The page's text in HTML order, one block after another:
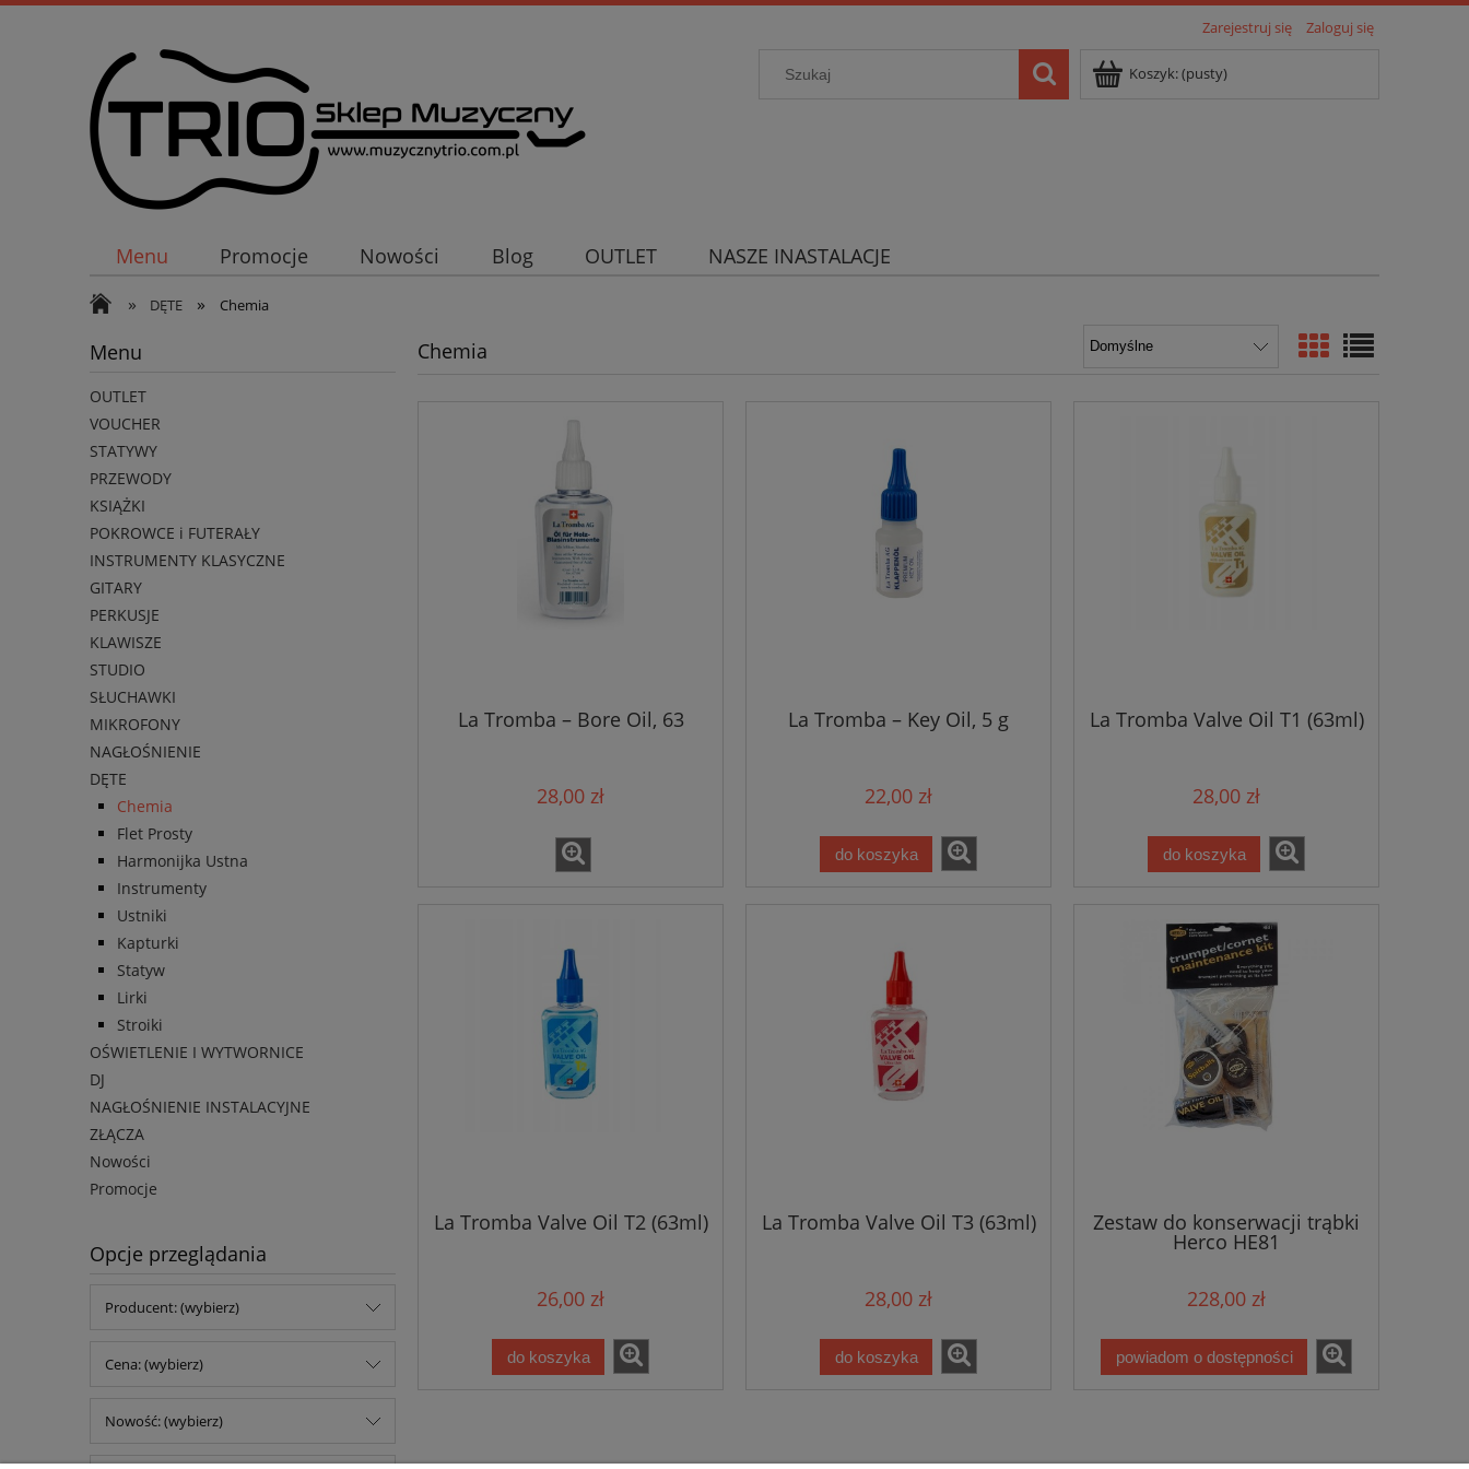
Zarejestruj się Zaloguj się
Koszyk:(pusty)
Menu Promocje Nowości Blog OUTLET NASZE INASTALACJE
» DĘTE » Chemia
Menu
OUTLET
VOUCHER
STATYWY
PRZEWODY
KSIĄŻKI
POKROWCE i FUTERAŁY
INSTRUMENTY KLASYCZNE
GITARY
PERKUSJE
KLAWISZE
STUDIO
SŁUCHAWKI
MIKROFONY
NAGŁOŚNIENIE
DĘTE
Chemia
Flet Prosty
Harmonijka Ustna
Instrumenty
Ustniki
Kapturki
Statyw
Lirki
Stroiki
OŚWIETLENIE I WYTWORNICE
DJ
NAGŁOŚNIENIE INSTALACYJNE
ZŁĄCZA
Nowości
Promocje
Opcje przeglądania
Producent: (wybierz)
Cena: (wybierz)
Nowość: (wybierz)
Chemia
La Tromba – Bore Oil, 63
28,00 zł
La Tromba – Key Oil, 5 g
22,00 zł
do koszyka
La Tromba Valve Oil T1 (63ml)
28,00 zł
do koszyka
La Tromba Valve Oil T2 (63ml)
26,00 zł
do koszyka
La Tromba Valve Oil T3 (63ml)
28,00 zł
do koszyka
Zestaw do konserwacji trąbki
Herco HE81
228,00 zł
powiadom o dostępności